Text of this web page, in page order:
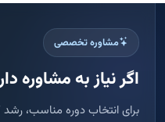
مشاوره تخصصی
اگر نیاز به مشاوره
برای انتخاب دوره مناسب،